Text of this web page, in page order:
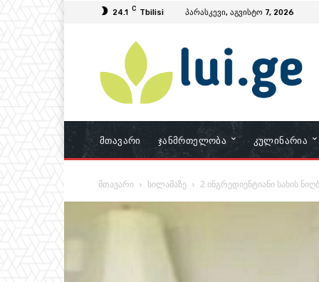
24.1 C Tbilisi პარასკევი, აგვისტო 7, 2026
Მთავარი Ჯანმრთელობა Კულინარია
მთავარი სილამაზე 2 ინგრედიენტიანი სახის